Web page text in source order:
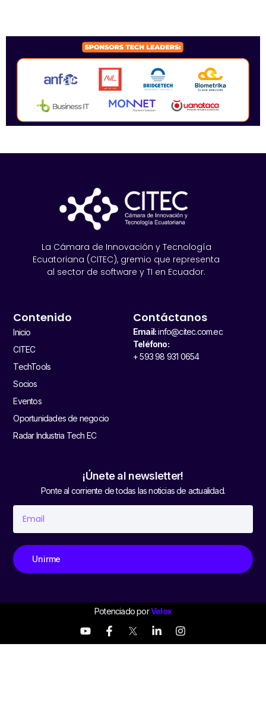
La Cámara de Innovación y Tecnología
Ecuatoriana (CITEC), gremio que representa
al sector de software y TI en Ecuador.
Contenido
Inicio
CITEC
TechTools
Socios
Eventos
Oportunidades de negocio
Radar Industria Tech EC
Contáctanos
Email:info@citec.com.ec
Teléfono:
+ 593 98 931 0654
¡Únete al newsletter!
Ponte al corriente de todas las noticias de actualidad.
Unirme
Potenciado porVelox